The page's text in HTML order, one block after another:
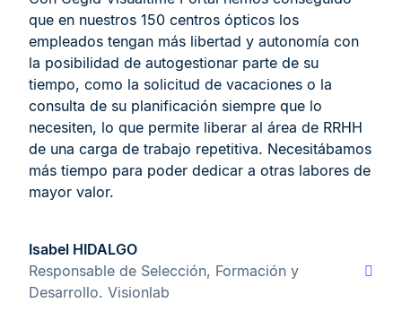
que en nuestros 150 centros ópticos los
empleados tengan más libertad y autonomía con
la posibilidad de autogestionar parte de su
tiempo, como la solicitud de vacaciones o la
consulta de su planificación siempre que lo
necesiten, lo que permite liberar al área de RRHH
de una carga de trabajo repetitiva. Necesitábamos
más tiempo para poder dedicar a otras labores de
mayor valor.
Isabel HIDALGO
Responsable de Selección, Formación y
Desarrollo. Visionlab